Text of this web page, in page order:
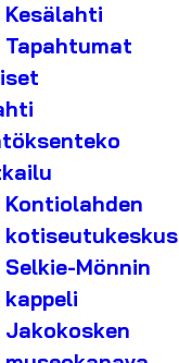
Kesälahti
Tapahtumat
Kontiolahden
kotiseutukeskus
Selkie-Mönnin
kappeli
Jakokosken